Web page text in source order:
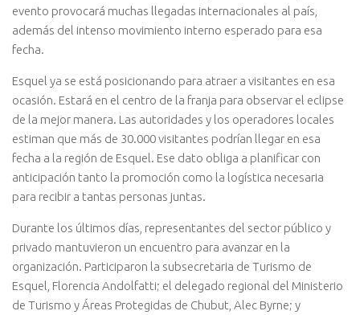
evento provocará muchas llegadas internacionales al país,
además del intenso movimiento interno esperado para esa
fecha.
Esquel ya se está posicionando para atraer a visitantes en esa
ocasión. Estará en el centro de la franja para observar el eclipse
de la mejor manera. Las autoridades y los operadores locales
estiman que más de 30.000 visitantes podrían llegar en esa
fecha a la región de Esquel. Ese dato obliga a planificar con
anticipación tanto la promoción como la logística necesaria
para recibir a tantas personas juntas.
Durante los últimos días, representantes del sector público y
privado mantuvieron un encuentro para avanzar en la
organización. Participaron la subsecretaria de Turismo de
Esquel, Florencia Andolfatti; el delegado regional del Ministerio
de Turismo y Áreas Protegidas de Chubut, Alec Byrne; y